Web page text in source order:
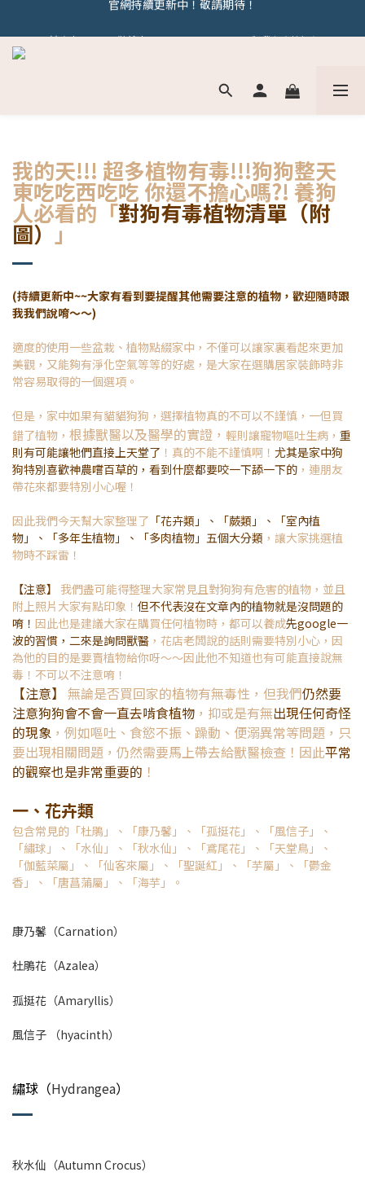
我的天!!! 超多植物有毒!!!狗狗整天
東吃吃西吃吃 你還不擔心嗎?! 養狗
人必看的「對狗有毒植物清單（附
圖） 」
(持續更新中~~大家有看到要提醒其他需要注意的植物，歡迎隨時跟
我我們說唷～～)
適度的使用一些盆栽、植物點綴家中，不僅可以讓家裏看起來更加
美觀，又能夠有淨化空氣等等的好處，是大家在選購居家裝飾時非
常容易取得的一個選項。
但是，家中如果有貓貓狗狗，選擇植物真的不可以不謹慎，一但買
錯了植物， 根據獸醫以及醫學的實證， 輕則讓寵物嘔吐生病， 重
則有可能讓牠們直接上天堂了 ！真的不能不謹慎啊！ 尤其是家中狗
狗特別喜歡神農嚐百草的，看到什麼都要咬一下舔一下的 ，連朋友
帶花來都要特別小心喔！
因此我們今天幫大家整理了 「花卉類」、「蕨類」、「室內植
物」、「多年生植物」、「多肉植物」五個大分類 ，讓大家挑選植
物時不踩雷！
【注意】
我們盡可能得整理大家常見且對狗狗有危害的植物，並且
附上照片大家有點印象！ 但不代表沒在文章內的植物就是沒問題的
唷！ 因此也是建議大家在購買任何植物時，都可以養成先google一
波的習慣，二來是詢問獸醫 ，花店老闆說的話則需要特別小心，因
為他的目的是要賣植物給你呀～～因此他不知道也有可能直接說無
毒！不可以不注意唷！
【注意】 無論是否買回家的植物有無毒性，但我們仍然要
注意狗狗會不會一直去啃食植物 ，抑或是有無出現任何奇怪
的現象 ，例如嘔吐、食慾不振、躁動、便溺異常等問題，只
要出現相關問題，仍然需要馬上帶去給獸醫檢查！因此平常
的觀察也是非常重要的 ！
一、花卉類
包含常見的「杜鵑」、「康乃馨」、「孤挺花」、「風信子」、
「繡球」、「水仙」、「秋水仙」、「鳶尾花」、「天堂鳥」、
「伽藍菜屬」、「仙客來屬」、「聖誕紅」、「芋屬」、「鬱金
香」、「唐菖蒲屬」、「海芋」。
康乃馨（Carnation）
杜鵑花（Azalea）
孤挺花（Amaryllis）
風信子 （hyacinth）
繡球（Hydrangea）
秋水仙（Autumn Crocus）